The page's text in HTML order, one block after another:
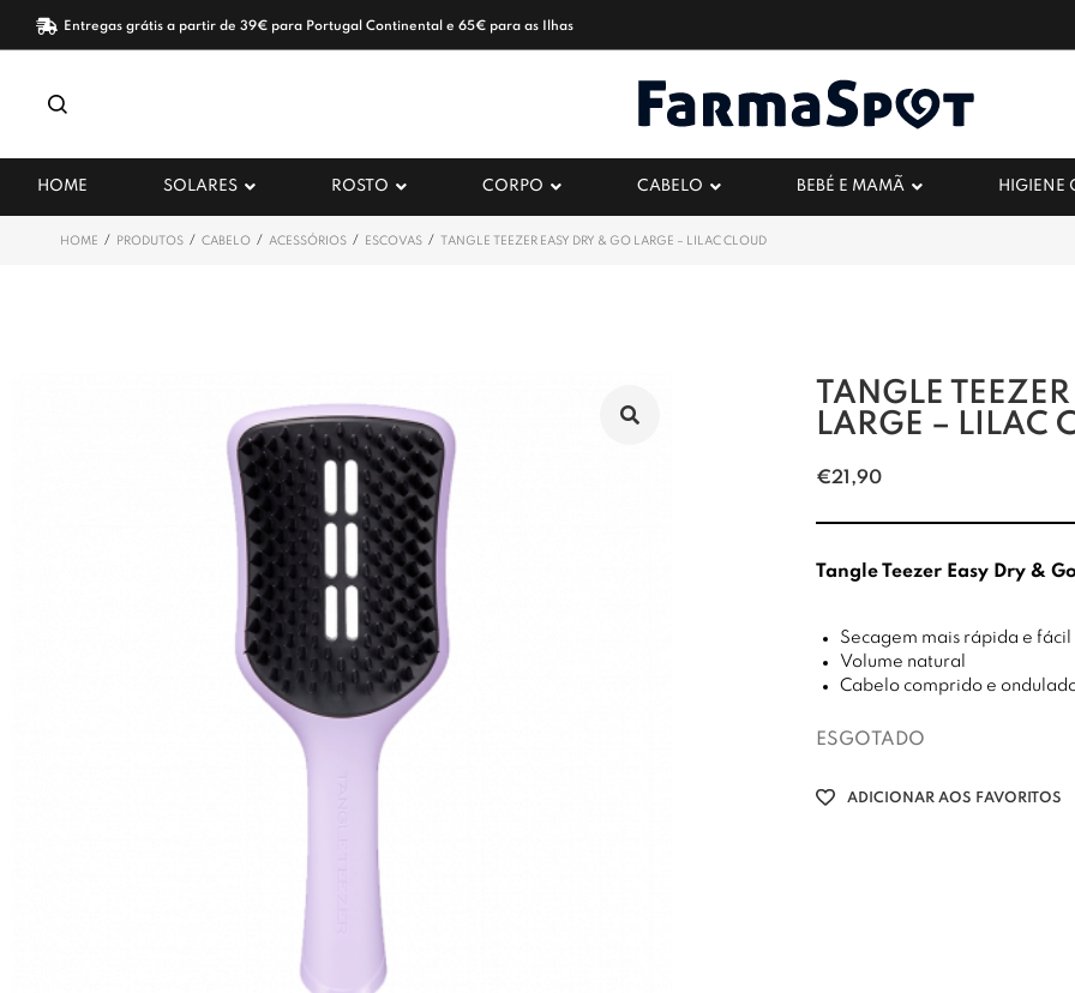
Entregas grátis a partir de 39€ para Portugal Continental e 65€ para as Ilhas
HOME SOLARES ROSTO CORPO CABELO BEBÉ E MAMÃ HIGIENE
HOME / PRODUTOS / CABELO / ACESSÓRIOS / ESCOVAS / TANGLE TEEZER EASY DRY & GO LARGE – LILAC CLOUD
TANGLE
LARGE – LILAC
€21,90
Tangle Teezer Easy Dry & Go
Secagem mais rápida e fácil
Volume natural
Cabelo comprido e
ESGOTADO
ADICIONAR AOS FAVORITOS